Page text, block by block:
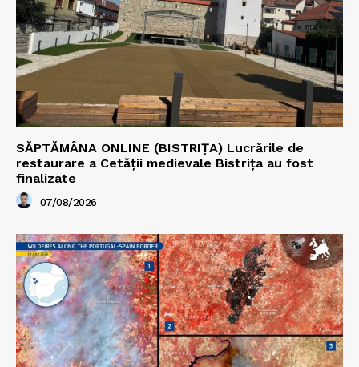
SĂPTĂMÂNA ONLINE (BISTRIȚA) Lucrările de
restaurare a Cetăţii medievale Bistriţa au fost
finalizate
07/08/2026